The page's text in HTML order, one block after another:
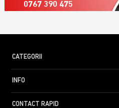
0767 390 475
CATEGORII
INFO
CONTACT RAPID